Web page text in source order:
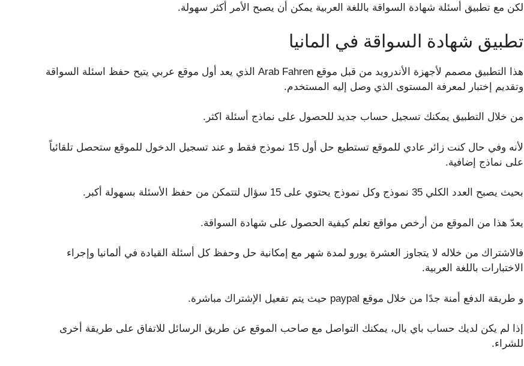
لكن مع تطبيق أسئلة شهادة السواقة باللغة العربية يمكن أن يصبح الأمر أكثر سهولة.
تطبيق شهادة السواقة في المانيا
هذا التطبيق مصمم لأجهزة الأندرويد من قبل موقع Arab Fahren الذي يعد أول موقع عربي يتيح حفظ اسئلة السواقة
وتقديم إختبار لمعرفة المستوى الذي وصل إليه المستخدم.
من خلال التطبيق يمكنك تسجيل حساب جديد للحصول على نماذج أسئلة اكثر.
لأنه وفي حال كنت زائر عادي للموقع تستطيع حل أول 15 نموذج فقط و عند تسجيل الدخول للموقع ستحصل تلقائياً
على نماذج إضافية.
بحيث يصبح العدد الكلي 35 نموذج وكل نموذج يحتوي على 15 سؤال لتتمكن من حفظ الأسئلة بسهولة أكبر.
يعدّ هذا من الموقع من أرخص مواقع تعلم كيفية الحصول على شهادة السواقة.
فالاشتراك من خلاله لا يتجاوز العشرة يورو لمدة شهر مع إمكانية حل وحفظ كل أسئلة القيادة في ألمانيا وإجراء
الاختبارات باللغة العربية.
و طريقة الدفع أمنة جدًا من خلال موقع paypal حيث يتم تفعيل الإشتراك مباشرة.
إذا لم يكن لديك حساب باي بال، يمكنك التواصل مع صاحب الموقع عن طريق الرسائل للاتفاق على طريقة أخرى
للشراء.